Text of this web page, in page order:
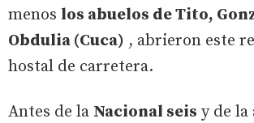
menos los abuelos de Tito,
Obdulia (Cuca) , abrieron este
hostal de carretera.
Antes de la Nacional seis y de la